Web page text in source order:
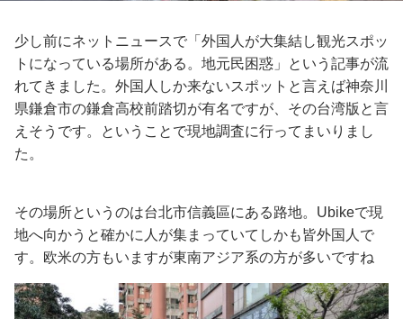
少し前にネットニュースで「外国人が大集結し観光スポッ
トになっている場所がある。地元民困惑」という記事が流
れてきました。外国人しか来ないスポットと言えば神奈川
県鎌倉市の鎌倉高校前踏切が有名ですが、その台湾版と言
えそうです。ということで現地調査に行ってまいりまし
た。
その場所というのは台北市信義區にある路地。Ubikeで現
地へ向かうと確かに人が集まっていてしかも皆外国人で
す。欧米の方もいますが東南アジア系の方が多いですね